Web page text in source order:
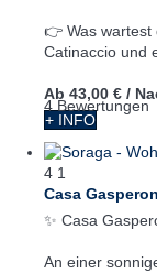
👉 Was wartest
Catinaccio und
4 Bewertungen
Ab 43,00 € /
+ INFO
4 1
Casa
✨ Casa
An einer